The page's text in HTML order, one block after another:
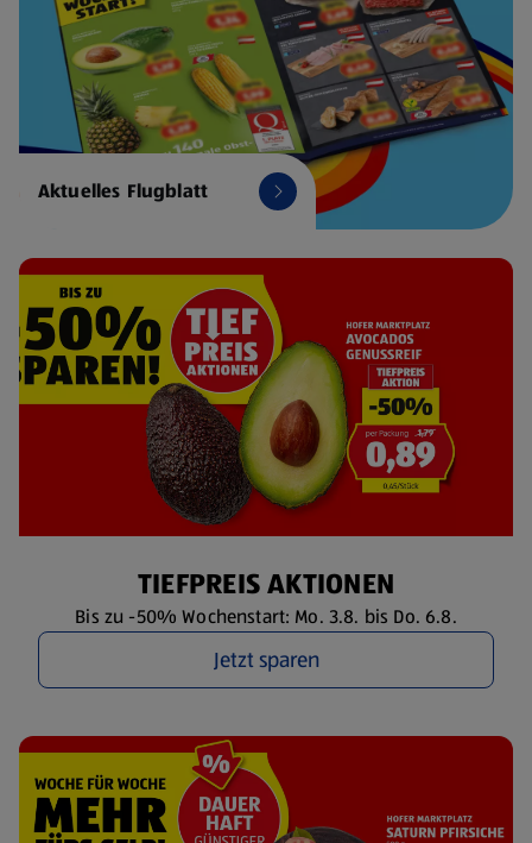
Aktuelles Flugblatt
TIEFPREIS AKTIONEN
Bis zu -50% Wochenstart: Mo. 3.8. bis Do. 6.8.
Jetzt sparen